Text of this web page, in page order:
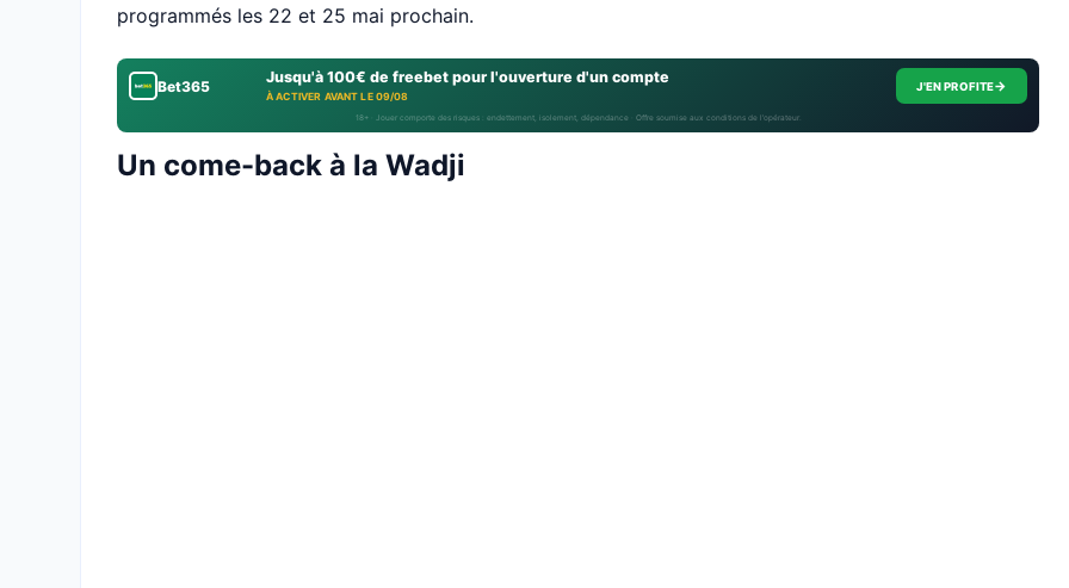
programmés les 22 et 25 mai prochain.
Bet365 Jusqu'à 100€ de freebet pour l'ouverture d'un compte
À ACTIVER AVANT LE 09/08
J'EN PROFITE→
18+ · Jouer comporte des risques : endettement, isolement, dépendance · Offre soumise aux conditions de l’opérateur.
Un come-back à la Wadji